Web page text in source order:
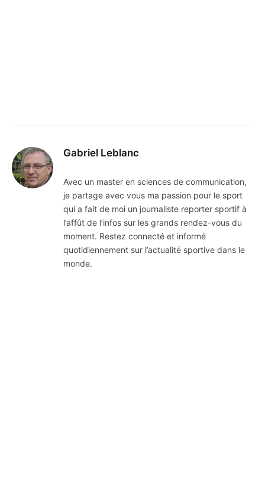
Gabriel Leblanc
Avec un master en sciences de communication,
je partage avec vous ma passion pour le sport
qui a fait de moi un journaliste reporter sportif à
l’affût de l’infos sur les grands rendez-vous du
moment. Restez connecté et informé
quotidiennement sur l’actualité sportive dans le
monde.